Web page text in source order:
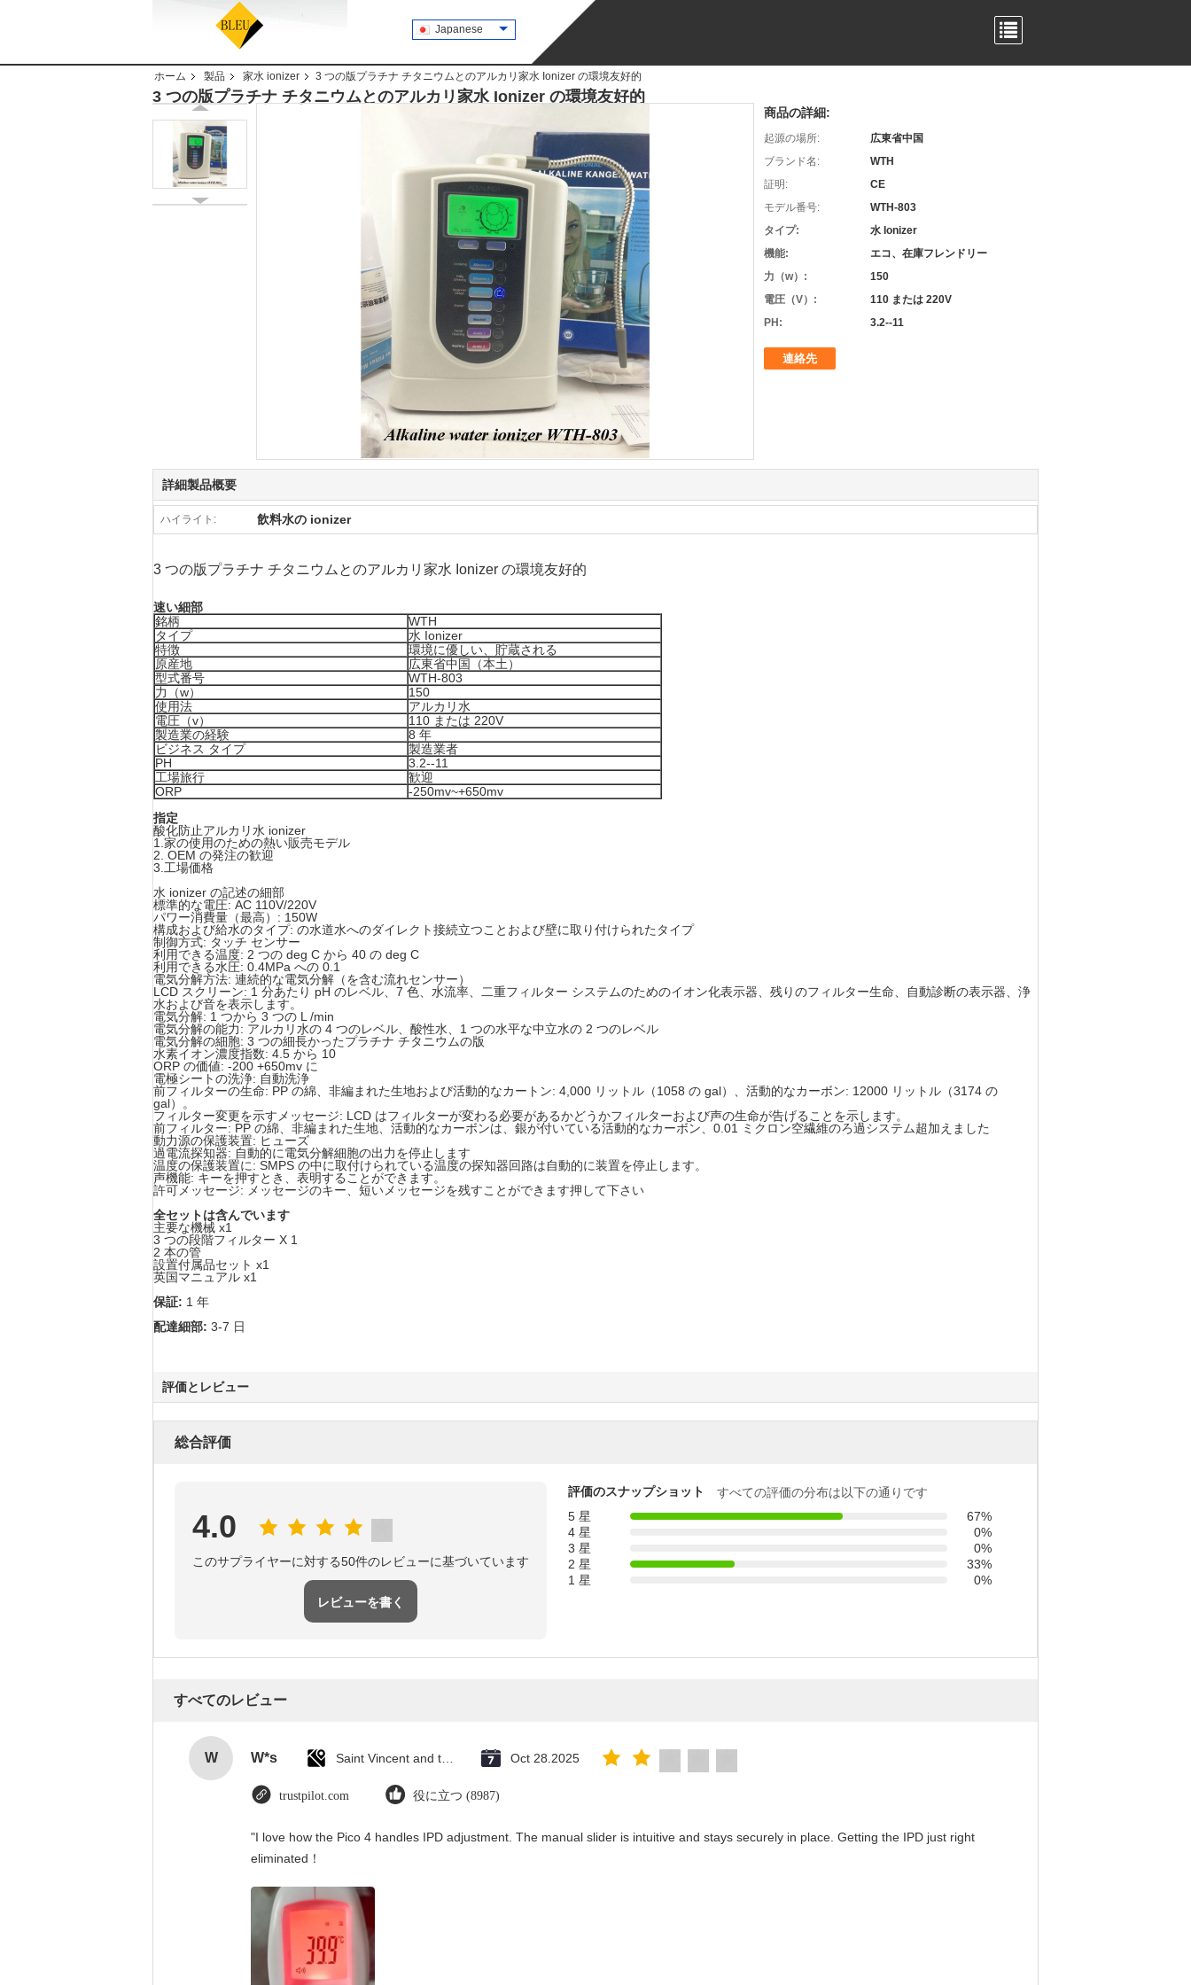
Japanese
ホーム 製品 家水 ionizer 3 つの版プラチナ チタニウムとのアルカリ家水 Ionizer の環境友好的
3 つの版プラチナ チタニウムとのアルカリ家水 Ionizer の環境友好的
商品の詳細:
起源の場所:
広東省中国
ブランド名:
WTH
証明:
CE
モデル番号:
WTH-803
タイプ:
水 Ionizer
機能:
エコ、在庫フレンドリー
力（w）:
150
電圧（V）:
110 または 220V
PH:
3.2--11
連絡先
詳細製品概要
ハイライト: 飲料水の ionizer
3 つの版プラチナ チタニウムとのアルカリ家水 Ionizer の環境友好的
速い細部
銘柄
WTH
タイプ
水 Ionizer
特徴
環境に優しい、貯蔵される
原産地
広東省中国（本土）
型式番号
WTH-803
力（w）
150
使用法
アルカリ水
電圧（v）
110 または 220V
製造業の経験
8 年
ビジネス タイプ
製造業者
PH
3.2--11
工場旅行
歓迎
ORP
-250mv~+650mv
指定
酸化防止アルカリ水 ionizer
1.家の使用のための熱い販売モデル
2. OEM の発注の歓迎
3.工場価格
水 ionizer の記述の細部
標準的な電圧: AC 110V/220V
パワー消費量（最高）: 150W
構成および給水のタイプ: の水道水へのダイレクト接続立つことおよび壁に取り付けられたタイプ
制御方式: タッチ センサー
利用できる温度: 2 つの deg C から 40 の deg C
利用できる水圧: 0.4MPa への 0.1
電気分解方法: 連続的な電気分解（を含む流れセンサー）
LCD スクリーン: 1 分あたり pH のレベル、7 色、水流率、二重フィルター システムのためのイオン化表示器、残りのフィルター生命、自動診断の表示器、浄
水および音を表示します。
電気分解: 1 つから 3 つの L /min
電気分解の能力: アルカリ水の 4 つのレベル、酸性水、1 つの水平な中立水の 2 つのレベル
電気分解の細胞: 3 つの細長かったプラチナ チタニウムの版
水素イオン濃度指数: 4.5 から 10
ORP の価値: -200 +650mv に
電極シートの洗浄: 自動洗浄
前フィルターの生命: PP の綿、非編まれた生地および活動的なカートン: 4,000 リットル（1058 の gal）、活動的なカーボン: 12000 リットル（3174 の
gal）。
フィルター変更を示すメッセージ: LCD はフィルターが変わる必要があるかどうかフィルターおよび声の生命が告げることを示します。
前フィルター: PP の綿、非編まれた生地、活動的なカーボンは、銀が付いている活動的なカーボン、0.01 ミクロン空繊維のろ過システム超加えました
動力源の保護装置: ヒューズ
過電流探知器: 自動的に電気分解細胞の出力を停止します
温度の保護装置に: SMPS の中に取付けられている温度の探知器回路は自動的に装置を停止します。
声機能: キーを押すとき、表明することができます。
許可メッセージ: メッセージのキー、短いメッセージを残すことができます押して下さい
全セットは含んでいます
主要な機械 x1
3 つの段階フィルター X 1
2 本の管
設置付属品セット x1
英国マニュアル x1
保証: 1 年
配達細部: 3-7 日
評価とレビュー
総合評価
4.0
このサプライヤーに対する50件のレビューに基づいています
レビューを書く
評価のスナップショット
すべての評価の分布は以下の通りです
5 星
67%
4 星
0%
3 星
0%
2 星
33%
1 星
0%
すべてのレビュー
W W*s Oct 28.2025
trustpilot.com 役に立つ (8987)
"I love how the Pico 4 handles IPD adjustment. The manual slider is intuitive and stays securely in place. Getting the IPD just right
eliminated！